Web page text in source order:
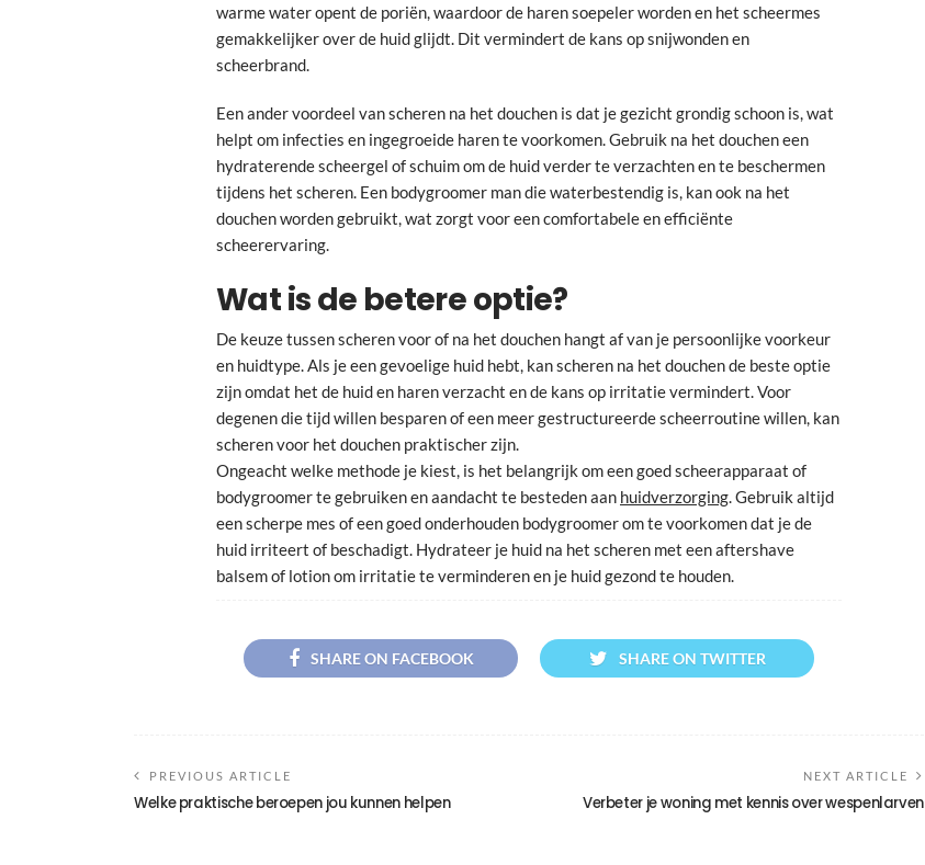
warme water opent de poriën, waardoor de haren soepeler worden en het scheermes
gemakkelijker over de huid glijdt. Dit vermindert de kans op snijwonden en
scheerbrand.
Een ander voordeel van scheren na het douchen is dat je gezicht grondig schoon is, wat
helpt om infecties en ingegroeide haren te voorkomen. Gebruik na het douchen een
hydraterende scheergel of schuim om de huid verder te verzachten en te beschermen
tijdens het scheren. Een bodygroomer man die waterbestendig is, kan ook na het
douchen worden gebruikt, wat zorgt voor een comfortabele en efficiënte
scheerervaring.
Wat is de betere optie?
De keuze tussen scheren voor of na het douchen hangt af van je persoonlijke voorkeur
en huidtype. Als je een gevoelige huid hebt, kan scheren na het douchen de beste optie
zijn omdat het de huid en haren verzacht en de kans op irritatie vermindert. Voor
degenen die tijd willen besparen of een meer gestructureerde scheerroutine willen, kan
scheren voor het douchen praktischer zijn.
Ongeacht welke methode je kiest, is het belangrijk om een goed scheerapparaat of
bodygroomer te gebruiken en aandacht te besteden aan huidverzorging . Gebruik altijd
een scherpe mes of een goed onderhouden bodygroomer om te voorkomen dat je de
huid irriteert of beschadigt. Hydrateer je huid na het scheren met een aftershave
balsem of lotion om irritatie te verminderen en je huid gezond te houden.
SHARE ON FACEBOOK SHARE ON TWITTER
PREVIOUS ARTICLE
Welke praktische beroepen jou kunnen helpen
NEXT ARTICLE
Verbeter je woning met kennis over wespenlarven